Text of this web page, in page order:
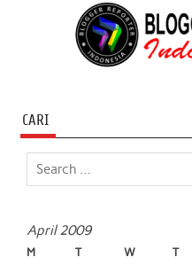
CARI
April 2009
M T W T